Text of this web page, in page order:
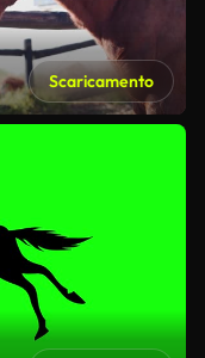
Scaricamento